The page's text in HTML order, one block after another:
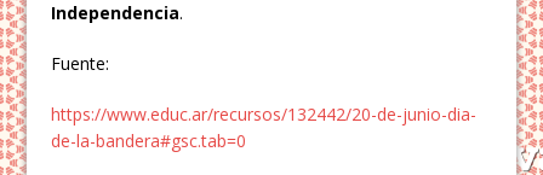
Independencia.
Fuente:
https://www.educ.ar/recursos/132442/20-de-junio-dia-
de-la-bandera#gsc.tab=0